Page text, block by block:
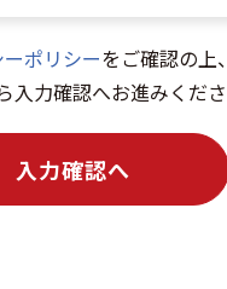
ポリシーをご確認の上、
入力確認へお進みくださ